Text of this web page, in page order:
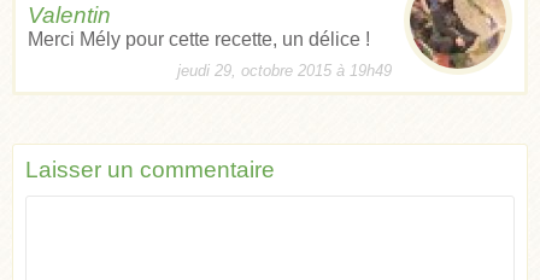
Valentin
Merci Mély pour cette recette, un délice !
jeudi 29, octobre 2015 à 19h49
Laisser un commentaire